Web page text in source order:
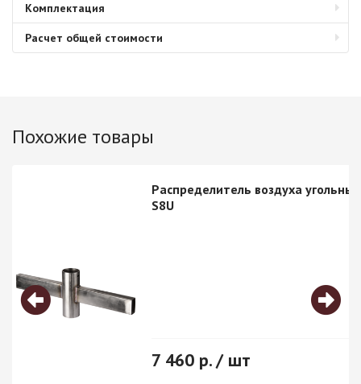
Комплектация
Расчет общей стоимости
Похожие товары
Распределитель воздуха угольный
S8U
7 460 р. / шт